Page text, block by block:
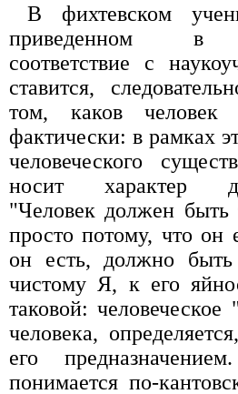
В фихтевском
приведенном в
соответствие с
ставится,
том, каков человек
фактически: в рамках
человеческого
носит характер
"Человек должен быть
просто потому, что он
он есть, должно
чистому Я, к его
таковой: человеческое
человека,
его
понимается по-